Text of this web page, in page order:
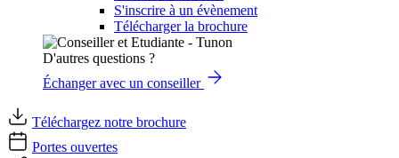
S'inscrire à un évènement
Télécharger la brochure
D'autres questions ?
Échanger avec un conseiller
Téléchargez notre brochure
Portes ouvertes